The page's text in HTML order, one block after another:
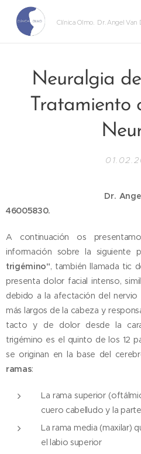
Clínica Olmo. Dr. Angel Van
Neuralgia
Tratamiento
Dr.
46005830.
A continuación os
información sobre la siguiente
trigémino", también llamada tic
presenta dolor facial intenso,
debido a la afectación del
más largos de la cabeza y
tacto y de dolor desde la
trigémino es el quinto de los 12
se originan en la base del
ramas:
La rama superior
cuero cabelludo y la
La rama media (maxilar)
el labio superior